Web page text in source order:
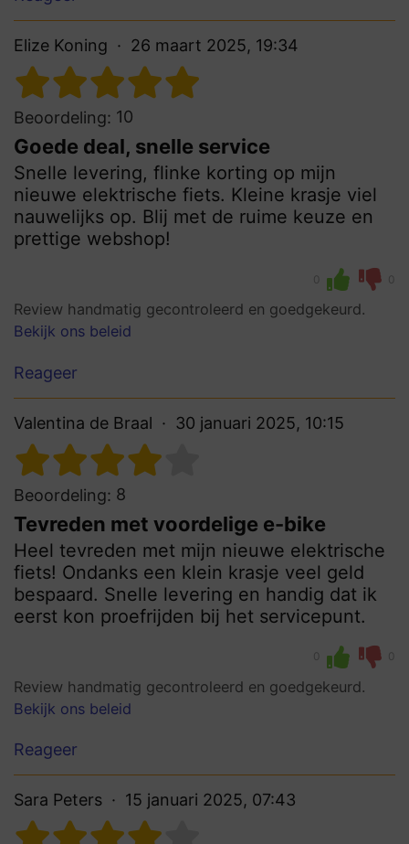
Elize Koning 26 maart 2025, 19:34
Beoordeling: 10
Goede deal, snelle service
Snelle levering, flinke korting op mijn
nieuwe elektrische fiets. Kleine krasje viel
nauwelijks op. Blij met de ruime keuze en
prettige webshop!
0 0
Review handmatig gecontroleerd en goedgekeurd.
Bekijk ons beleid
Reageer
Valentina de Braal 30 januari 2025, 10:15
Beoordeling: 8
Tevreden met voordelige e-bike
Heel tevreden met mijn nieuwe elektrische
fiets! Ondanks een klein krasje veel geld
bespaard. Snelle levering en handig dat ik
eerst kon proefrijden bij het servicepunt.
0 0
Review handmatig gecontroleerd en goedgekeurd.
Bekijk ons beleid
Reageer
Sara Peters 15 januari 2025, 07:43